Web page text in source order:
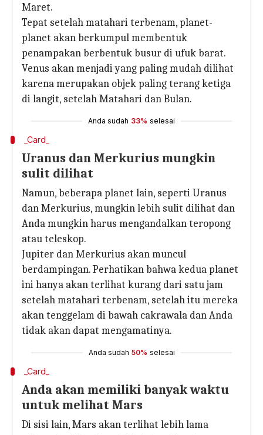
Maret.
Tepat setelah matahari terbenam, planet-
planet akan berkumpul membentuk
penampakan berbentuk busur di ufuk barat.
Venus akan menjadi yang paling mudah dilihat
karena merupakan objek paling terang ketiga
di langit, setelah Matahari dan Bulan.
Anda sudah 33% selesai
_Card_
Uranus dan Merkurius mungkin
sulit dilihat
Namun, beberapa planet lain, seperti Uranus
dan Merkurius, mungkin lebih sulit dilihat dan
Anda mungkin harus mengandalkan teropong
atau teleskop.
Jupiter dan Merkurius akan muncul
berdampingan. Perhatikan bahwa kedua planet
ini hanya akan terlihat kurang dari satu jam
setelah matahari terbenam, setelah itu mereka
akan tenggelam di bawah cakrawala dan Anda
tidak akan dapat mengamatinya.
Anda sudah 50% selesai
_Card_
Anda akan memiliki banyak waktu
untuk melihat Mars
Di sisi lain, Mars akan terlihat lebih lama